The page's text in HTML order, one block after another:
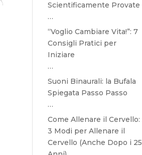
Scientificamente Provate
…
“Voglio Cambiare Vita!”: 7
Consigli Pratici per
Iniziare
…
Suoni Binaurali: la Bufala
Spiegata Passo Passo
…
Come Allenare il Cervello:
3 Modi per Allenare il
Cervello (Anche Dopo i 25